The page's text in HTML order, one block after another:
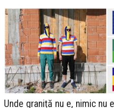
Unde graniță nu e, nimic nu